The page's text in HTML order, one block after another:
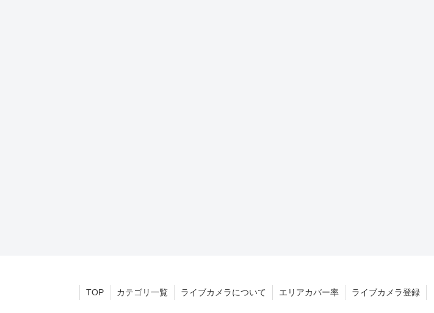
TOP カテゴリ一覧 ライブカメラについて エリアカバー率 ライブカメラ登録